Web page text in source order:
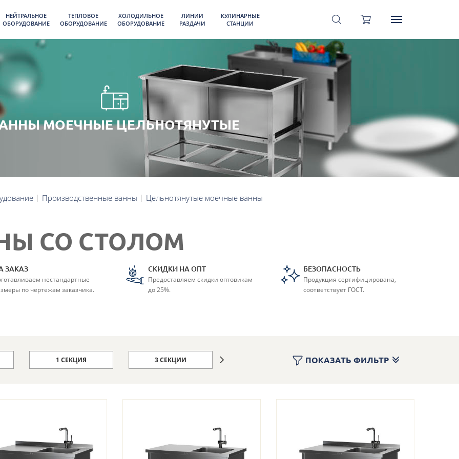
НЕЙТРАЛЬНОЕ
ОБОРУДОВАНИЕ
ТЕПЛОВОЕ
ОБОРУДОВАНИЕ
ХОЛОДИЛЬНОЕ
ОБОРУДОВАНИЕ
ЛИНИИ
РАЗДАЧИ
КУЛИНАРНЫЕ
СТАНЦИИ
МОЕЧНЫЕ ЦЕЛЬНОТЯНУТЫЕ
Производственные ванны Цельнотянутые моечные ванны
СО СТОЛОМ
ЗАКАЗ
нестандартные
по чертежам заказчика.
СКИДКИ НА ОПТ
Предоставляем скидки оптовикам
до 25%.
БЕЗОПАСНОСТЬ
Продукция сертифицирована,
соответствует ГОСТ.
1 СЕКЦИЯ 3 СЕКЦИИ МОЙКИ-ТУМБЫ ВЕРНУТЬСЯ
ПОКАЗАТЬ ФИЛЬТР